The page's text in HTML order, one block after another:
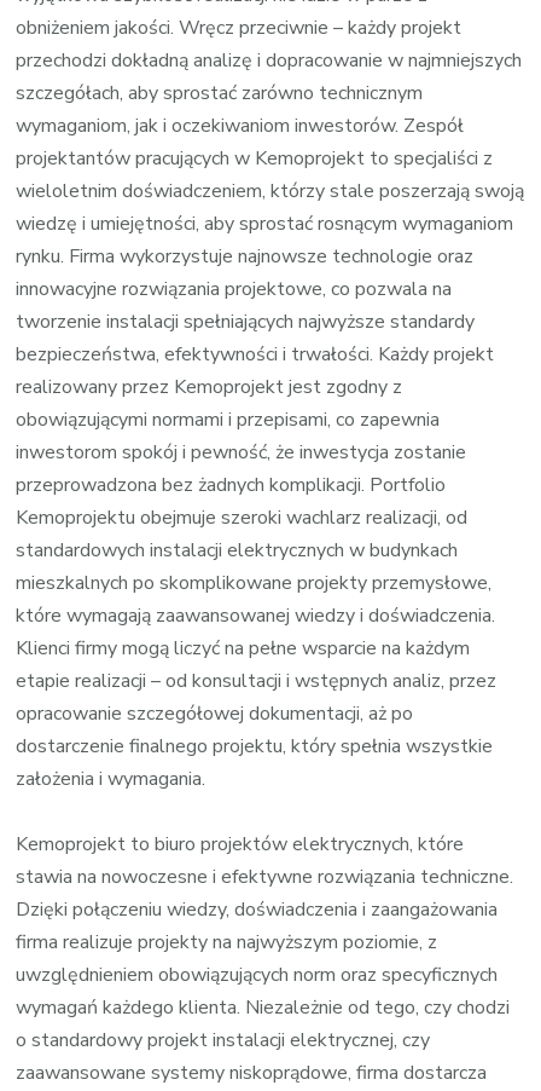
obniżeniem jakości. Wręcz przeciwnie – każdy projekt
przechodzi dokładną analizę i dopracowanie w najmniejszych
szczegółach, aby sprostać zarówno technicznym
wymaganiom, jak i oczekiwaniom inwestorów. Zespół
projektantów pracujących w Kemoprojekt to specjaliści z
wieloletnim doświadczeniem, którzy stale poszerzają swoją
wiedzę i umiejętności, aby sprostać rosnącym wymaganiom
rynku. Firma wykorzystuje najnowsze technologie oraz
innowacyjne rozwiązania projektowe, co pozwala na
tworzenie instalacji spełniających najwyższe standardy
bezpieczeństwa, efektywności i trwałości. Każdy projekt
realizowany przez Kemoprojekt jest zgodny z
obowiązującymi normami i przepisami, co zapewnia
inwestorom spokój i pewność, że inwestycja zostanie
przeprowadzona bez żadnych komplikacji. Portfolio
Kemoprojektu obejmuje szeroki wachlarz realizacji, od
standardowych instalacji elektrycznych w budynkach
mieszkalnych po skomplikowane projekty przemysłowe,
które wymagają zaawansowanej wiedzy i doświadczenia.
Klienci firmy mogą liczyć na pełne wsparcie na każdym
etapie realizacji – od konsultacji i wstępnych analiz, przez
opracowanie szczegółowej dokumentacji, aż po
dostarczenie finalnego projektu, który spełnia wszystkie
założenia i wymagania.
Kemoprojekt to biuro projektów elektrycznych, które
stawia na nowoczesne i efektywne rozwiązania techniczne.
Dzięki połączeniu wiedzy, doświadczenia i zaangażowania
firma realizuje projekty na najwyższym poziomie, z
uwzględnieniem obowiązujących norm oraz specyficznych
wymagań każdego klienta. Niezależnie od tego, czy chodzi
o standardowy projekt instalacji elektrycznej, czy
zaawansowane systemy niskoprądowe, firma dostarcza